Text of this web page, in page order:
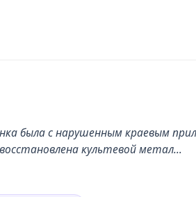
была с нарушенным краевым
культевой метал…